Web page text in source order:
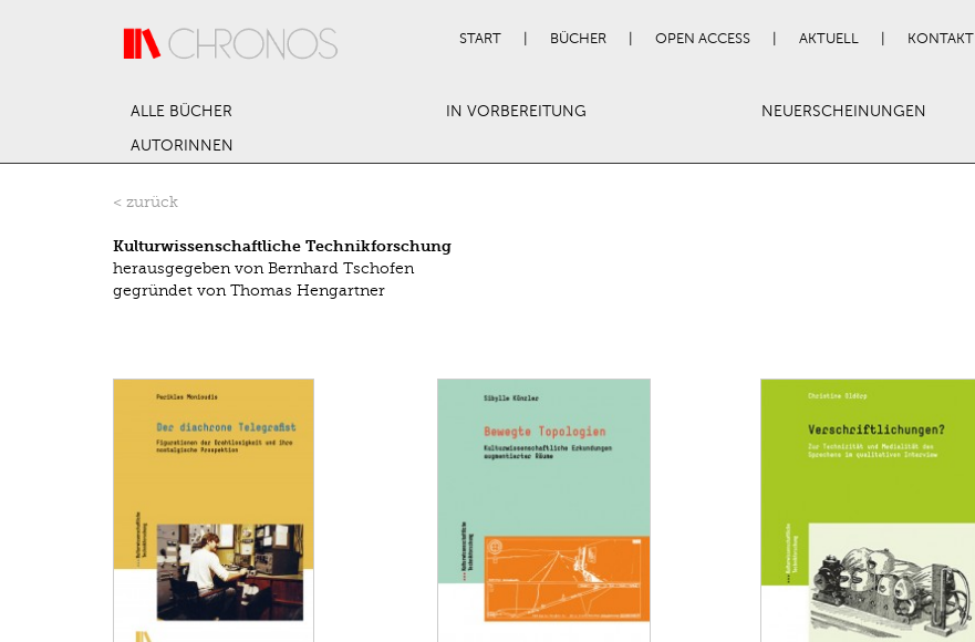
START BÜCHER OPEN ACCESS AKTUELL KONTAKT
ALLE BÜCHER IN VORBEREITUNG NEUERSCHEINUNGEN
AUTORINNEN
< zurück
Kulturwissenschaftliche Technikforschung
herausgegeben von Bernhard Tschofen
gegründet von Thomas Hengartner